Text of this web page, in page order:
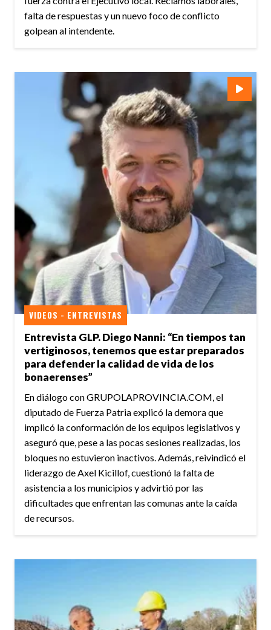
falta de respuestas y un nuevo foco de conflicto
golpean al intendente.
Entrevista GLP. Diego Nanni: “En tiempos tan
vertiginosos, tenemos que estar preparados
para defender la calidad de vida de los
bonaerenses”
VIDEOS - ENTREVISTAS
En diálogo con GRUPOLAPROVINCIA.COM, el
diputado de Fuerza Patria explicó la demora que
implicó la conformación de los equipos legislativos y
aseguró que, pese a las pocas sesiones realizadas, los
bloques no estuvieron inactivos. Además, reivindicó el
liderazgo de Axel Kicillof, cuestionó la falta de
asistencia a los municipios y advirtió por las
dificultades que enfrentan las comunas ante la caída
de recursos.